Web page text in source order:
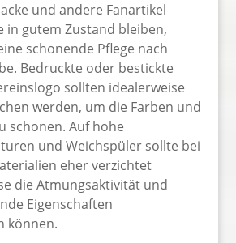
und andere Fanartikel
in gutem Zustand bleiben,
schonende Pflege nach
Bedruckte oder bestickte
sollten idealerweise
werden, um die Farben und
schonen. Auf hohe
und Weichspüler sollte bei
eher verzichtet
die Atmungsaktivität und
Eigenschaften
können.